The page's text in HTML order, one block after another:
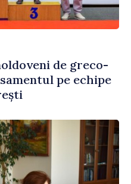
de greco-
pe echipe